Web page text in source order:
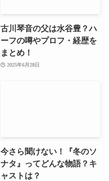
古川琴音の父は水谷豊？ハ
ーフの噂やプロフ・経歴を
まとめ！
2025年6月28日
今さら聞けない！『冬のソ
ナタ』ってどんな物語？キ
ャストは？